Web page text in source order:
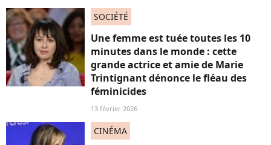
SOCIÉTÉ
Une femme est tuée toutes les 10
minutes dans le monde : cette
grande actrice et amie de Marie
Trintignant dénonce le fléau des
féminicides
13 février 2026
CINÉMA